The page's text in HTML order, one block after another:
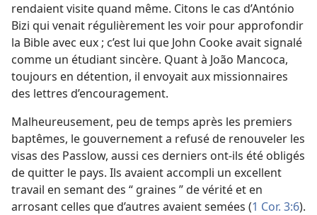
rendaient visite quand même. Citons le cas d’António
Bizi qui venait régulièrement les voir pour approfondir
la Bible avec eux ; c’est lui que John Cooke avait signalé
comme un étudiant sincère. Quant à João Mancoca,
toujours en détention, il envoyait aux missionnaires
des lettres d’encouragement.
Malheureusement, peu de temps après les premiers
baptêmes, le gouvernement a refusé de renouveler les
visas des Passlow, aussi ces derniers ont-​ils été obligés
de quitter le pays. Ils avaient accompli un excellent
travail en semant des “ graines ” de vérité et en
arrosant celles que d’autres avaient semées (1 Cor. 3:6).